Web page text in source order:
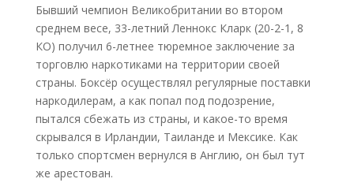
Бывший чемпион Великобритании во втором
среднем весе, 33-летний Леннокс Кларк (20-2-1, 8
КО) получил 6-летнее тюремное заключение за
торговлю наркотиками на территории своей
страны. Боксёр осуществлял регулярные поставки
наркодилерам, а как попал под подозрение,
пытался сбежать из страны, и какое-то время
скрывался в Ирландии, Таиланде и Мексике. Как
только спортсмен вернулся в Англию, он был тут
же арестован.